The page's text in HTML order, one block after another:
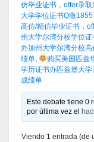
仿毕业证书，offer录
大学学位证书Q微
高仿/精仿毕业证书，
州大学尔湾分校学位
办加州大学尔湾分校
绩单,
购买美国匹兹
学历证书办匹兹堡大
成绩单
Este debate tiene 0
por última vez el
Viendo 1 entrada (de